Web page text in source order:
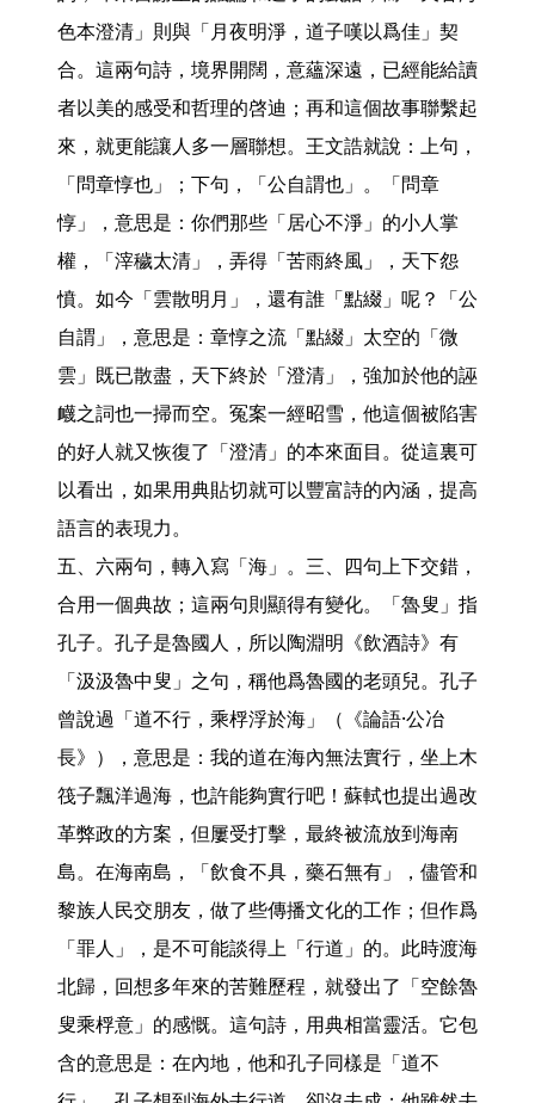
色本澄清」則與「月夜明淨，道子嘆以爲佳」契
合。這兩句詩，境界開闊，意蘊深遠，已經能給讀
者以美的感受和哲理的啓迪；再和這個故事聯繫起
來，就更能讓人多一層聯想。王文誥就說：上句，
「問章惇也」；下句，「公自謂也」。「問章
惇」，意思是：你們那些「居心不淨」的小人掌
權，「滓穢太清」，弄得「苦雨終風」，天下怨
憤。如今「雲散明月」，還有誰「點綴」呢？「公
自謂」，意思是：章惇之流「點綴」太空的「微
雲」既已散盡，天下終於「澄清」，強加於他的誣
衊之詞也一掃而空。冤案一經昭雪，他這個被陷害
的好人就又恢復了「澄清」的本來面目。從這裏可
以看出，如果用典貼切就可以豐富詩的內涵，提高
語言的表現力。
五、六兩句，轉入寫「海」。三、四句上下交錯，
合用一個典故；這兩句則顯得有變化。「魯叟」指
孔子。孔子是魯國人，所以陶淵明《飲酒詩》有
「汲汲魯中叟」之句，稱他爲魯國的老頭兒。孔子
曾說過「道不行，乘桴浮於海」（《論語·公冶
長》），意思是：我的道在海內無法實行，坐上木
筏子飄洋過海，也許能夠實行吧！蘇軾也提出過改
革弊政的方案，但屢受打擊，最終被流放到海南
島。在海南島，「飲食不具，藥石無有」，儘管和
黎族人民交朋友，做了些傳播文化的工作；但作爲
「罪人」，是不可能談得上「行道」的。此時渡海
北歸，回想多年來的苦難歷程，就發出了「空餘魯
叟乘桴意」的感慨。這句詩，用典相當靈活。它包
含的意思是：在內地，他和孔子同樣是「道不